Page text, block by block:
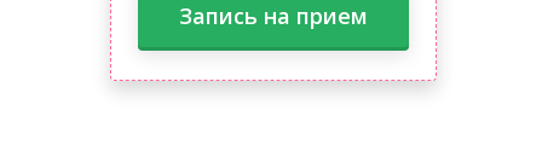
Запись на прием